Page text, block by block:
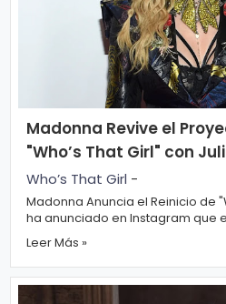
Madonna Revive el
"Who’s That Girl" con
Protagonista
Who’s That Girl -
Madonna Anuncia el Reinicio de
ha anunciado en Instagram que
nuevamente en su esperada p...
Leer Más »